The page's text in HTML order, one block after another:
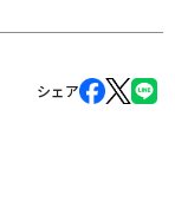
シェア